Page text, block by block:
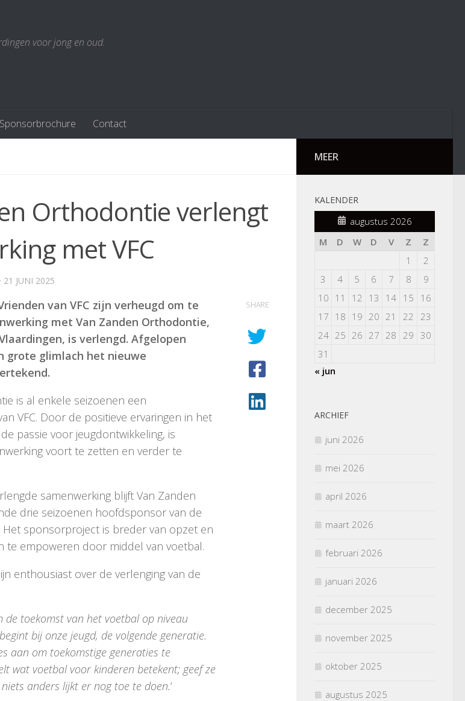
voor jong en oud.
Sponsorbrochure Contact
Orthodontie verlengt
met VFC
· 21 JUNI 2025
van VFC zijn verheugd om te
met Van Zanden Orthodontie,
is verlengd. Afgelopen
grote glimlach het nieuwe
is al enkele seizoenen een
VFC. Door de positieve ervaringen in het
passie voor jeugdontwikkeling, is
voort te zetten en verder te
samenwerking blijft Van Zanden
drie seizoenen hoofdsponsor van de
Het sponsorproject is breder van opzet en
te empoweren door middel van voetbal.
enthousiast over de verlenging van de
de toekomst van het voetbal op niveau
bij onze jeugd, de volgende generatie.
aan om toekomstige generaties te
wat voetbal voor kinderen betekent; geef ze
anders lijkt er nog toe te doen.’
SHARE
MEER
KALENDER
augustus 2026
M
D W D V Z
Z
1
2
3
4 5 6 7 8
9
10 11 12 13 14 15
16
17 18 19 20 21 22
23
24 25 26 27 28 29 30
31
« jun
ARCHIEF
juni 2026
mei 2026
april 2026
maart 2026
februari 2026
januari 2026
december 2025
november 2025
oktober 2025
augustus 2025